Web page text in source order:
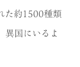
た約1500種類
異国にいるよ